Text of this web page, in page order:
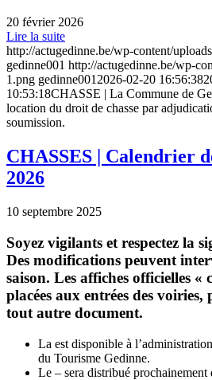
20 février 2026
Lire la suite
http://actugedinne.be/wp-content/
gedinne001 http://actugedinne.be/wp-
1.png gedinne001 2026-02-20 16:56:38
10:53:18CHASSE | La Commune de
location du droit de chasse par
soumission.
CHASSES | Calendrier
2026
10 septembre 2025
Soyez vigilants et respectez la
Des modifications peuvent
saison. Les affiches officielles «
placées aux entrées des
tout autre document.
La est disponible à
du Tourisme Gedinne.
Le – sera distribué prochainement